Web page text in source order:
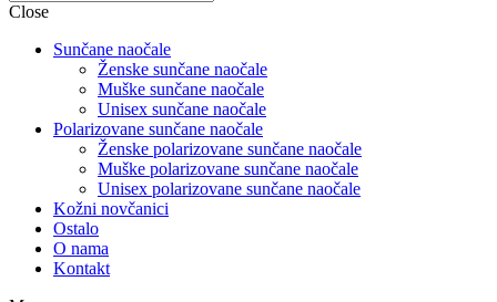
Close
Sunčane naočale
Ženske sunčane naočale
Muške sunčane naočale
Unisex sunčane naočale
Polarizovane sunčane naočale
Ženske polarizovane sunčane naočale
Muške polarizovane sunčane naočale
Unisex polarizovane sunčane naočale
Kožni novčanici
Ostalo
O nama
Kontakt